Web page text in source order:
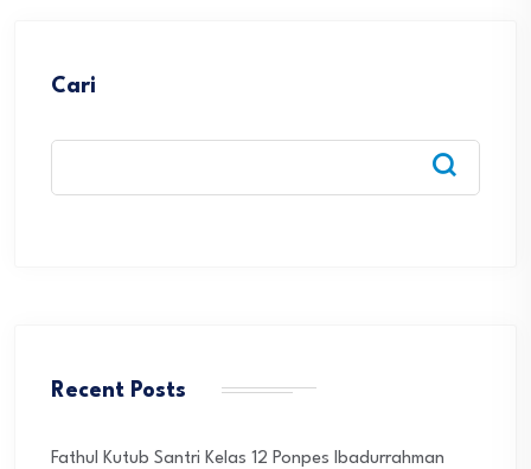
Cari
Recent Posts
Fathul Kutub Santri Kelas 12 Ponpes Ibadurrahman